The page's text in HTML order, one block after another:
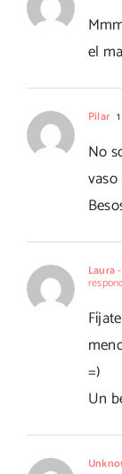
el
Pilar
No
Laura
=)
Un